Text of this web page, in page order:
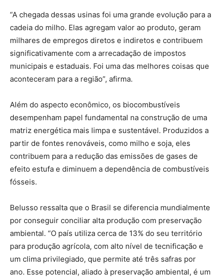
“A chegada dessas usinas foi uma grande evolução para a
cadeia do milho. Elas agregam valor ao produto, geram
milhares de empregos diretos e indiretos e contribuem
significativamente com a arrecadação de impostos
municipais e estaduais. Foi uma das melhores coisas que
aconteceram para a região”, afirma.
Além do aspecto econômico, os biocombustíveis
desempenham papel fundamental na construção de uma
matriz energética mais limpa e sustentável. Produzidos a
partir de fontes renováveis, como milho e soja, eles
contribuem para a redução das emissões de gases de
efeito estufa e diminuem a dependência de combustíveis
fósseis.
Belusso ressalta que o Brasil se diferencia mundialmente
por conseguir conciliar alta produção com preservação
ambiental. “O país utiliza cerca de 13% do seu território
para produção agrícola, com alto nível de tecnificação e
um clima privilegiado, que permite até três safras por
ano. Esse potencial, aliado à preservação ambiental, é um